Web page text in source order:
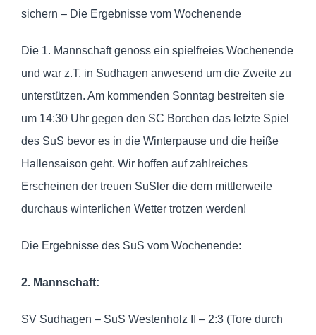
sichern – Die Ergebnisse vom Wochenende
Die 1. Mannschaft genoss ein spielfreies Wochenende
und war z.T. in Sudhagen anwesend um die Zweite zu
unterstützen. Am kommenden Sonntag bestreiten sie
um 14:30 Uhr gegen den SC Borchen das letzte Spiel
des SuS bevor es in die Winterpause und die heiße
Hallensaison geht. Wir hoffen auf zahlreiches
Erscheinen der treuen SuSler die dem mittlerweile
durchaus winterlichen Wetter trotzen werden!
Die Ergebnisse des SuS vom Wochenende:
2. Mannschaft:
SV Sudhagen – SuS Westenholz II – 2:3 (Tore durch